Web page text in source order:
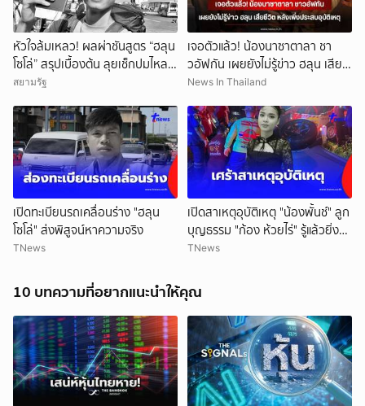
หัวใจล้มเหลว! ผลผ่าชันสูตร “ฮลุน
โซโล่” สรุปเบื้องต้น ลุยเช็กปมไหล
ตาย ยังไม่ตัดทิ้งสารพิษ
สยามรัฐ
เจอตัวแล้ว! น้องนาซาตาลา ชา
วอัฟกัน เผยยังไม่รู้ข่าว ฮลุน เสีย
ชีวิต หลังเพิ่งประสบอุบัติเหตุ
News In Thailand
เปิดทะเบียนรถเคลื่อนร่าง "ฮลุน
โซโล่" ส่งพิสูจน์หาความจริง
TNews
เปิดสาเหตุอุบัติเหตุ "น้องพั้นช์" ลูก
บุญธรรม "ก้อง ห้วยไร่" รู้แล้วยิ่ง
สลดใจ
TNews
10 บทความที่อยากแนะนำให้คุณ
ยกเลิก